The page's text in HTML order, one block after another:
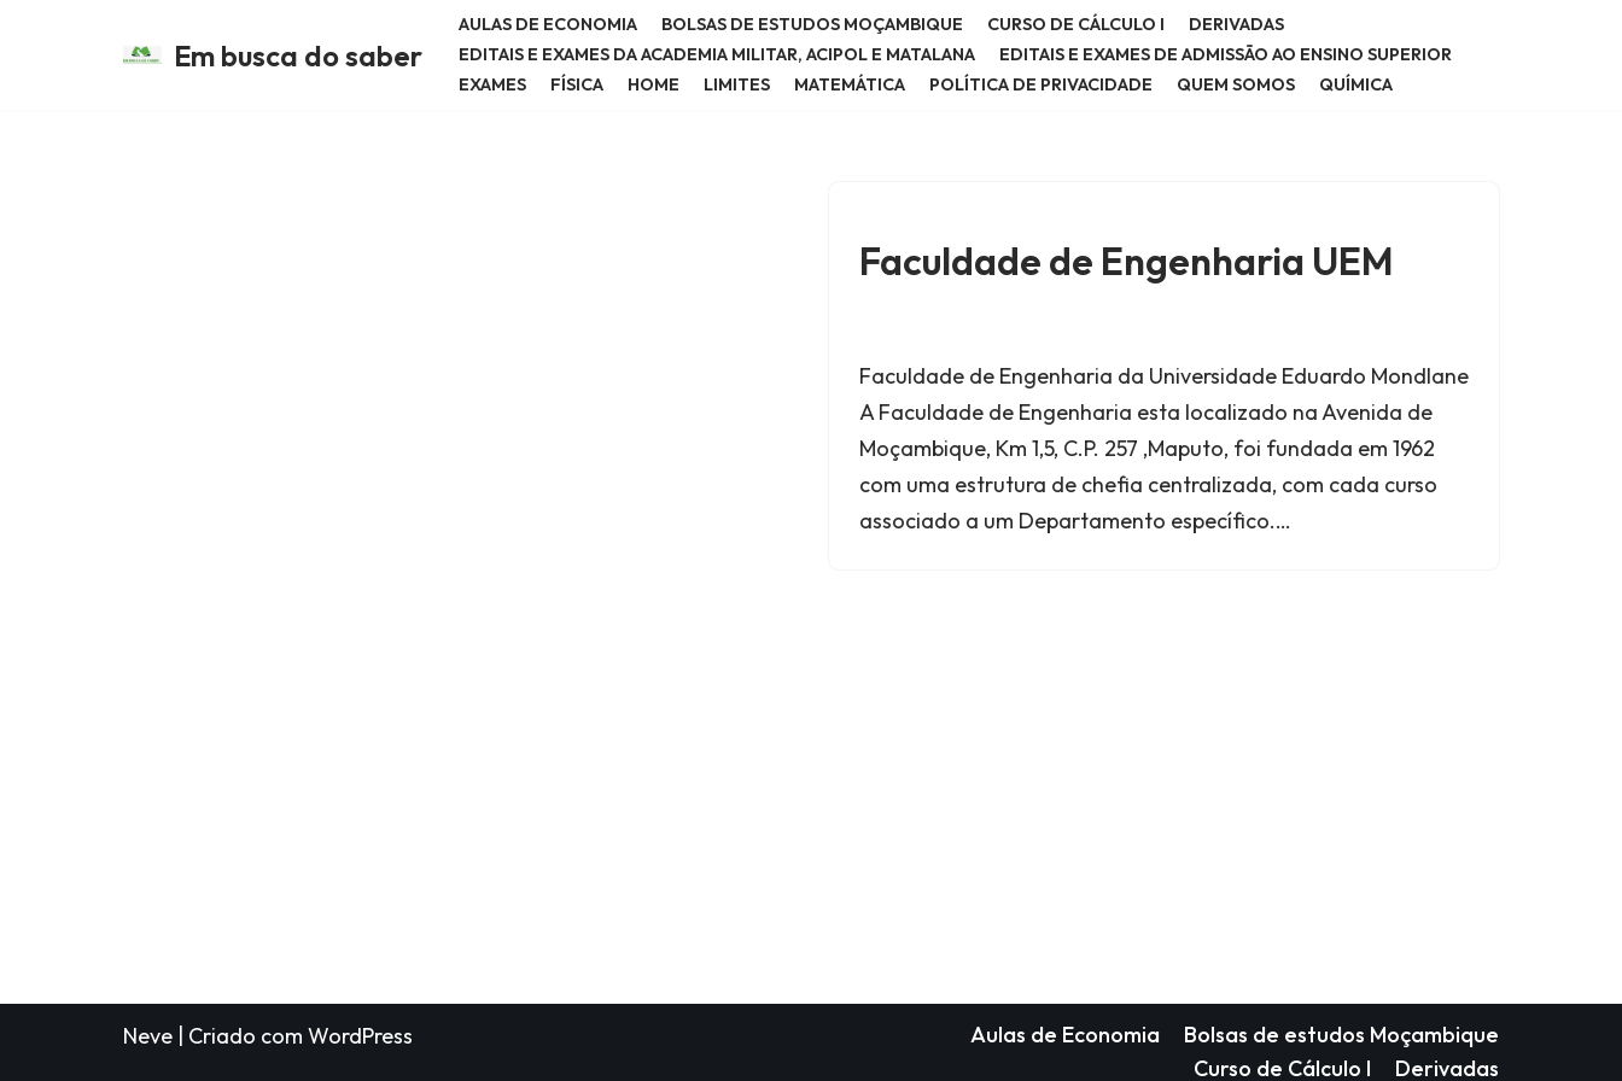
Em busca do saber
AULAS DE ECONOMIA BOLSAS DE ESTUDOS MOÇAMBIQUE CURSO DE CÁLCULO I
DERIVADAS
EDITAIS E EXAMES DA ACADEMIA MILITAR, ACIPOL E MATALANA
EDITAIS E EXAMES DE ADMISSÃO AO ENSINO SUPERIOR
EXAMES
FÍSICA HOME LIMITES MATEMÁTICA POLÍTICA DE PRIVACIDADE QUEM SOMOS QUÍMICA
Faculdade de Engenharia UEM
Faculdade de Engenharia da Universidade Eduardo Mondlane
A Faculdade de Engenharia esta localizado na Avenida de
Moçambique, Km 1,5, C.P. 257 ,Maputo, foi fundada em 1962
com uma estrutura de chefia centralizada, com cada curso
associado a um Departamento específico.…
Neve | Criado com WordPress Aulas de Economia
Bolsas de estudos Moçambique
Curso de Cálculo I
Derivadas